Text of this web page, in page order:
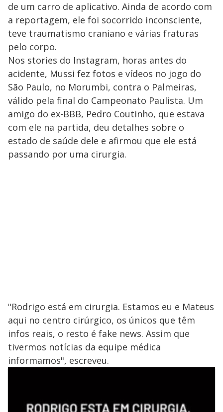
de um carro de aplicativo. Ainda de acordo com
a reportagem, ele foi socorrido inconsciente,
teve traumatismo craniano e várias fraturas
pelo corpo.
Nos stories do Instagram, horas antes do
acidente, Mussi fez fotos e vídeos no jogo do
São Paulo, no Morumbi, contra o Palmeiras,
válido pela final do Campeonato Paulista. Um
amigo do ex-BBB, Pedro Coutinho, que estava
com ele na partida, deu detalhes sobre o
estado de saúde dele e afirmou que ele está
passando por uma cirurgia.
"Rodrigo está em cirurgia. Estamos eu e Mateus
aqui no centro cirúrgico, os únicos que têm
infos reais, o resto é fake news. Assim que
tivermos notícias da equipe médica
informamos", escreveu.